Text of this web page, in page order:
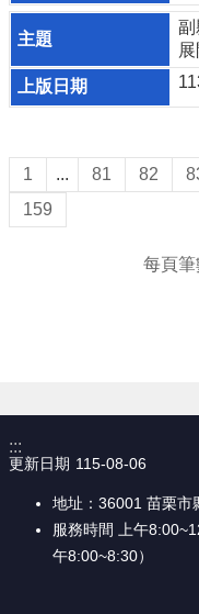
首
頁
隱
私
宣
告
資
料
開
1 ... 81 82
159
每頁筆
:::
更新日期 115-08-06
地址：36001 苗栗市
服務時間 上午
午8:00~8:30）